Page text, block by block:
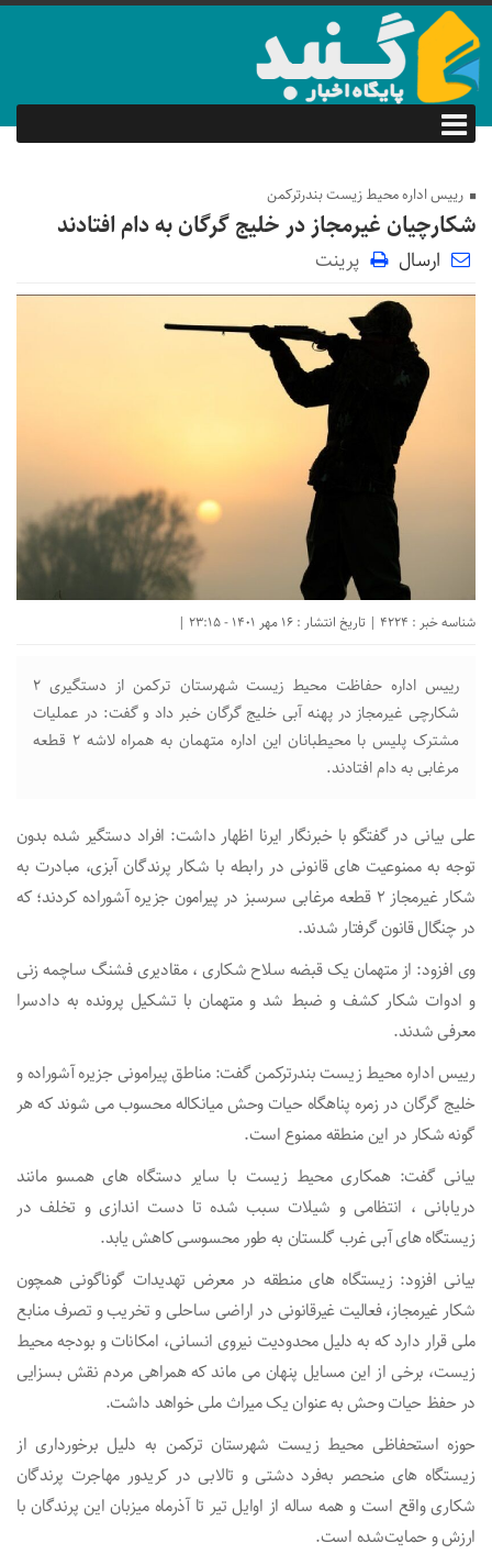
رییس اداره محیط زیست بندرترکمن
شکارچیان غیرمجاز در خلیج گرگان به دام افتادند
ارسال پرینت
شناسه خبر : 4224 | تاریخ انتشار : 16 مهر 1401 - 23:15 |
رییس اداره حفاظت محیط زیست شهرستان ترکمن از دستگیری ۲
شکارچی غیرمجاز در پهنه آبی خلیج گرگان خبر داد و گفت: در عملیات
مشترک پلیس با محیطبانان این اداره متهمان به همراه لاشه ۲ قطعه
مرغابی به دام افتادند.
علی بیانی در گفتگو با خبرنگار ایرنا اظهار داشت: افراد دستگیر شده بدون
توجه به ممنوعیت های قانونی در رابطه با شکار پرندگان آبزی، مبادرت به
شکار غیرمجاز ۲ قطعه مرغابی سرسبز در پیرامون جزیره آشوراده کردند؛ که
در چنگال قانون گرفتار شدند.
وی افزود: از متهمان یک قبضه سلاح شکاری ، مقادیری فشنگ ساچمه زنی
و ادوات شکار کشف و ضبط شد و متهمان با تشکیل پرونده به دادسرا
معرفی شدند.
رییس اداره محیط زیست بندرترکمن گفت: مناطق پیرامونی جزیره آشوراده و
خلیج گرگان در زمره پناهگاه حیات وحش میانکاله محسوب می شوند که هر
گونه شکار در این منطقه ممنوع است.
بیانی گفت: همکاری محیط زیست با سایر دستگاه های همسو مانند
دریابانی ، انتظامی و شیلات سبب شده تا دست اندازی و تخلف در
زیستگاه های آبی غرب گلستان به طور محسوسی کاهش یابد.
بیانی افزود: زیستگاه های منطقه در معرض تهدیدات گوناگونی همچون
شکار غیرمجاز، فعالیت غیرقانونی در اراضی ساحلی و تخریب و تصرف منابع
ملی قرار دارد که به دلیل محدودیت نیروی انسانی، امکانات و بودجه محیط
زیست، برخی از این مسایل پنهان می ماند که همراهی مردم نقش بسزایی
در حفظ حیات وحش به عنوان یک میراث ملی خواهد داشت.
حوزه استحفاظی محیط زیست شهرستان ترکمن به دلیل برخورداری از
زیستگاه های منحصر به‌فرد دشتی و تالابی در کریدور مهاجرت پرندگان
شکاری واقع است و همه ساله از اوایل تیر تا آذرماه میزبان این پرندگان با
ارزش و حمایت‌شده است.